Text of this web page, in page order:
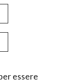
essere